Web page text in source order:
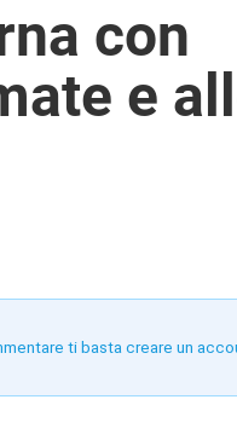
con
e
ti basta creare un